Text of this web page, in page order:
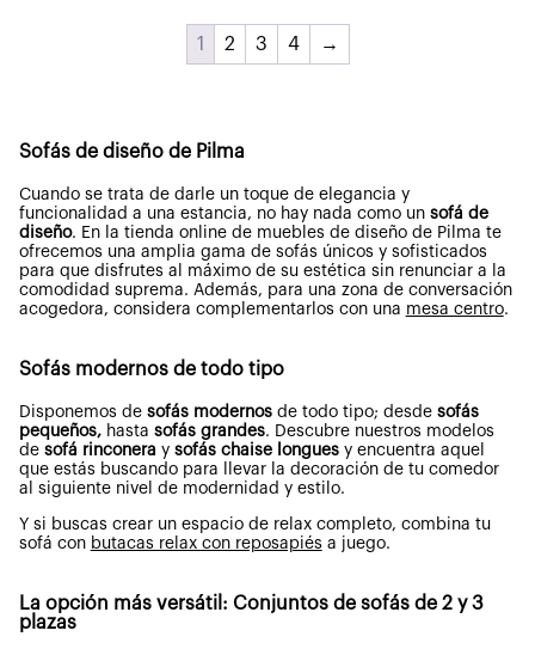
1 2 3 4 →
Sofás de diseño de Pilma
Cuando se trata de darle un toque de elegancia y
funcionalidad a una estancia, no hay nada como un sofá de
diseño. En la tienda online de muebles de diseño de Pilma te
ofrecemos una amplia gama de sofás únicos y sofisticados
para que disfrutes al máximo de su estética sin renunciar a la
comodidad suprema. Además, para una zona de conversación
acogedora, considera complementarlos con una mesa centro.
Sofás modernos de todo tipo
Disponemos desofás modernos de todo tipo; desde sofás
pequeños, hasta sofás grandes. Descubre nuestros modelos
de sofá rinconera y sofás chaise longuesy encuentra aquel
que estás buscando para llevar la decoración de tu comedor
al siguiente nivel de modernidad y estilo.
Y si buscas crear un espacio de relax completo, combina tu
sofá con butacas relax con reposapiés a juego.
La opción más versátil: Conjuntos de sofás de 2 y 3
plazas